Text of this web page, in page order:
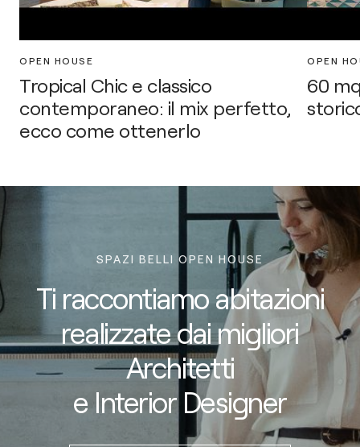
OPEN HOUSE
Tropical Chic e classico
contemporaneo: il mix perfetto,
ecco come ottenerlo
OPEN
60
SPAZI BELLI OPEN HOUSE
Ti raccontiamo abitazioni
realizzate dai migliori
Architetti
e Interior Designer